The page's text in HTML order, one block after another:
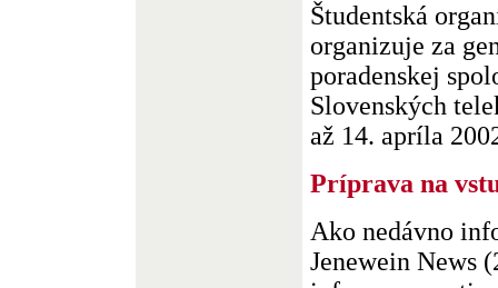
Študentská
organizuje za
poradenskej
Slovenských
až 14. apríla
Príprava na
Ako nedávno
Jenewein News